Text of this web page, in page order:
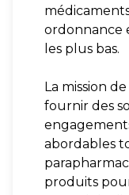
ordonnance
les plus bas.
La mission
fournir des
abordables
produits